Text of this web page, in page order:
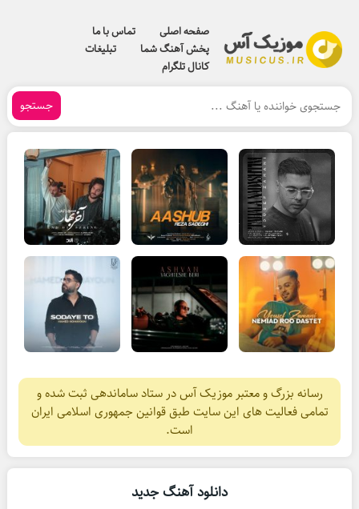
صفحه اصلی
تماس با ما
پخش آهنگ شما
تبلیغات
کانال تلگرام
جستجو
رسانه بزرگ و معتبر موزیک آس در ستاد ساماندهی ثبت شده و
تمامی فعالیت های این سایت طبق قوانین جمهوری اسلامی ایران
است.
دانلود آهنگ جدید